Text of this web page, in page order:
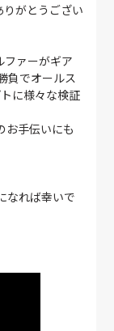
がとうござい
ファーがギア
負でオールス
に様々な検証
お手伝いにも
なれば幸いで